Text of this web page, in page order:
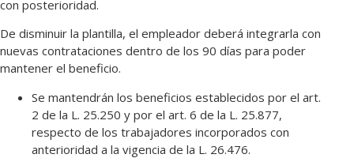
con posterioridad.
De disminuir la plantilla, el empleador deberá integrarla con
nuevas contrataciones dentro de los 90 días para poder
mantener el beneficio.
Se mantendrán los beneficios establecidos por el art.
2 de la L. 25.250 y por el art. 6 de la L. 25.877,
respecto de los trabajadores incorporados con
anterioridad a la vigencia de la L. 26.476.